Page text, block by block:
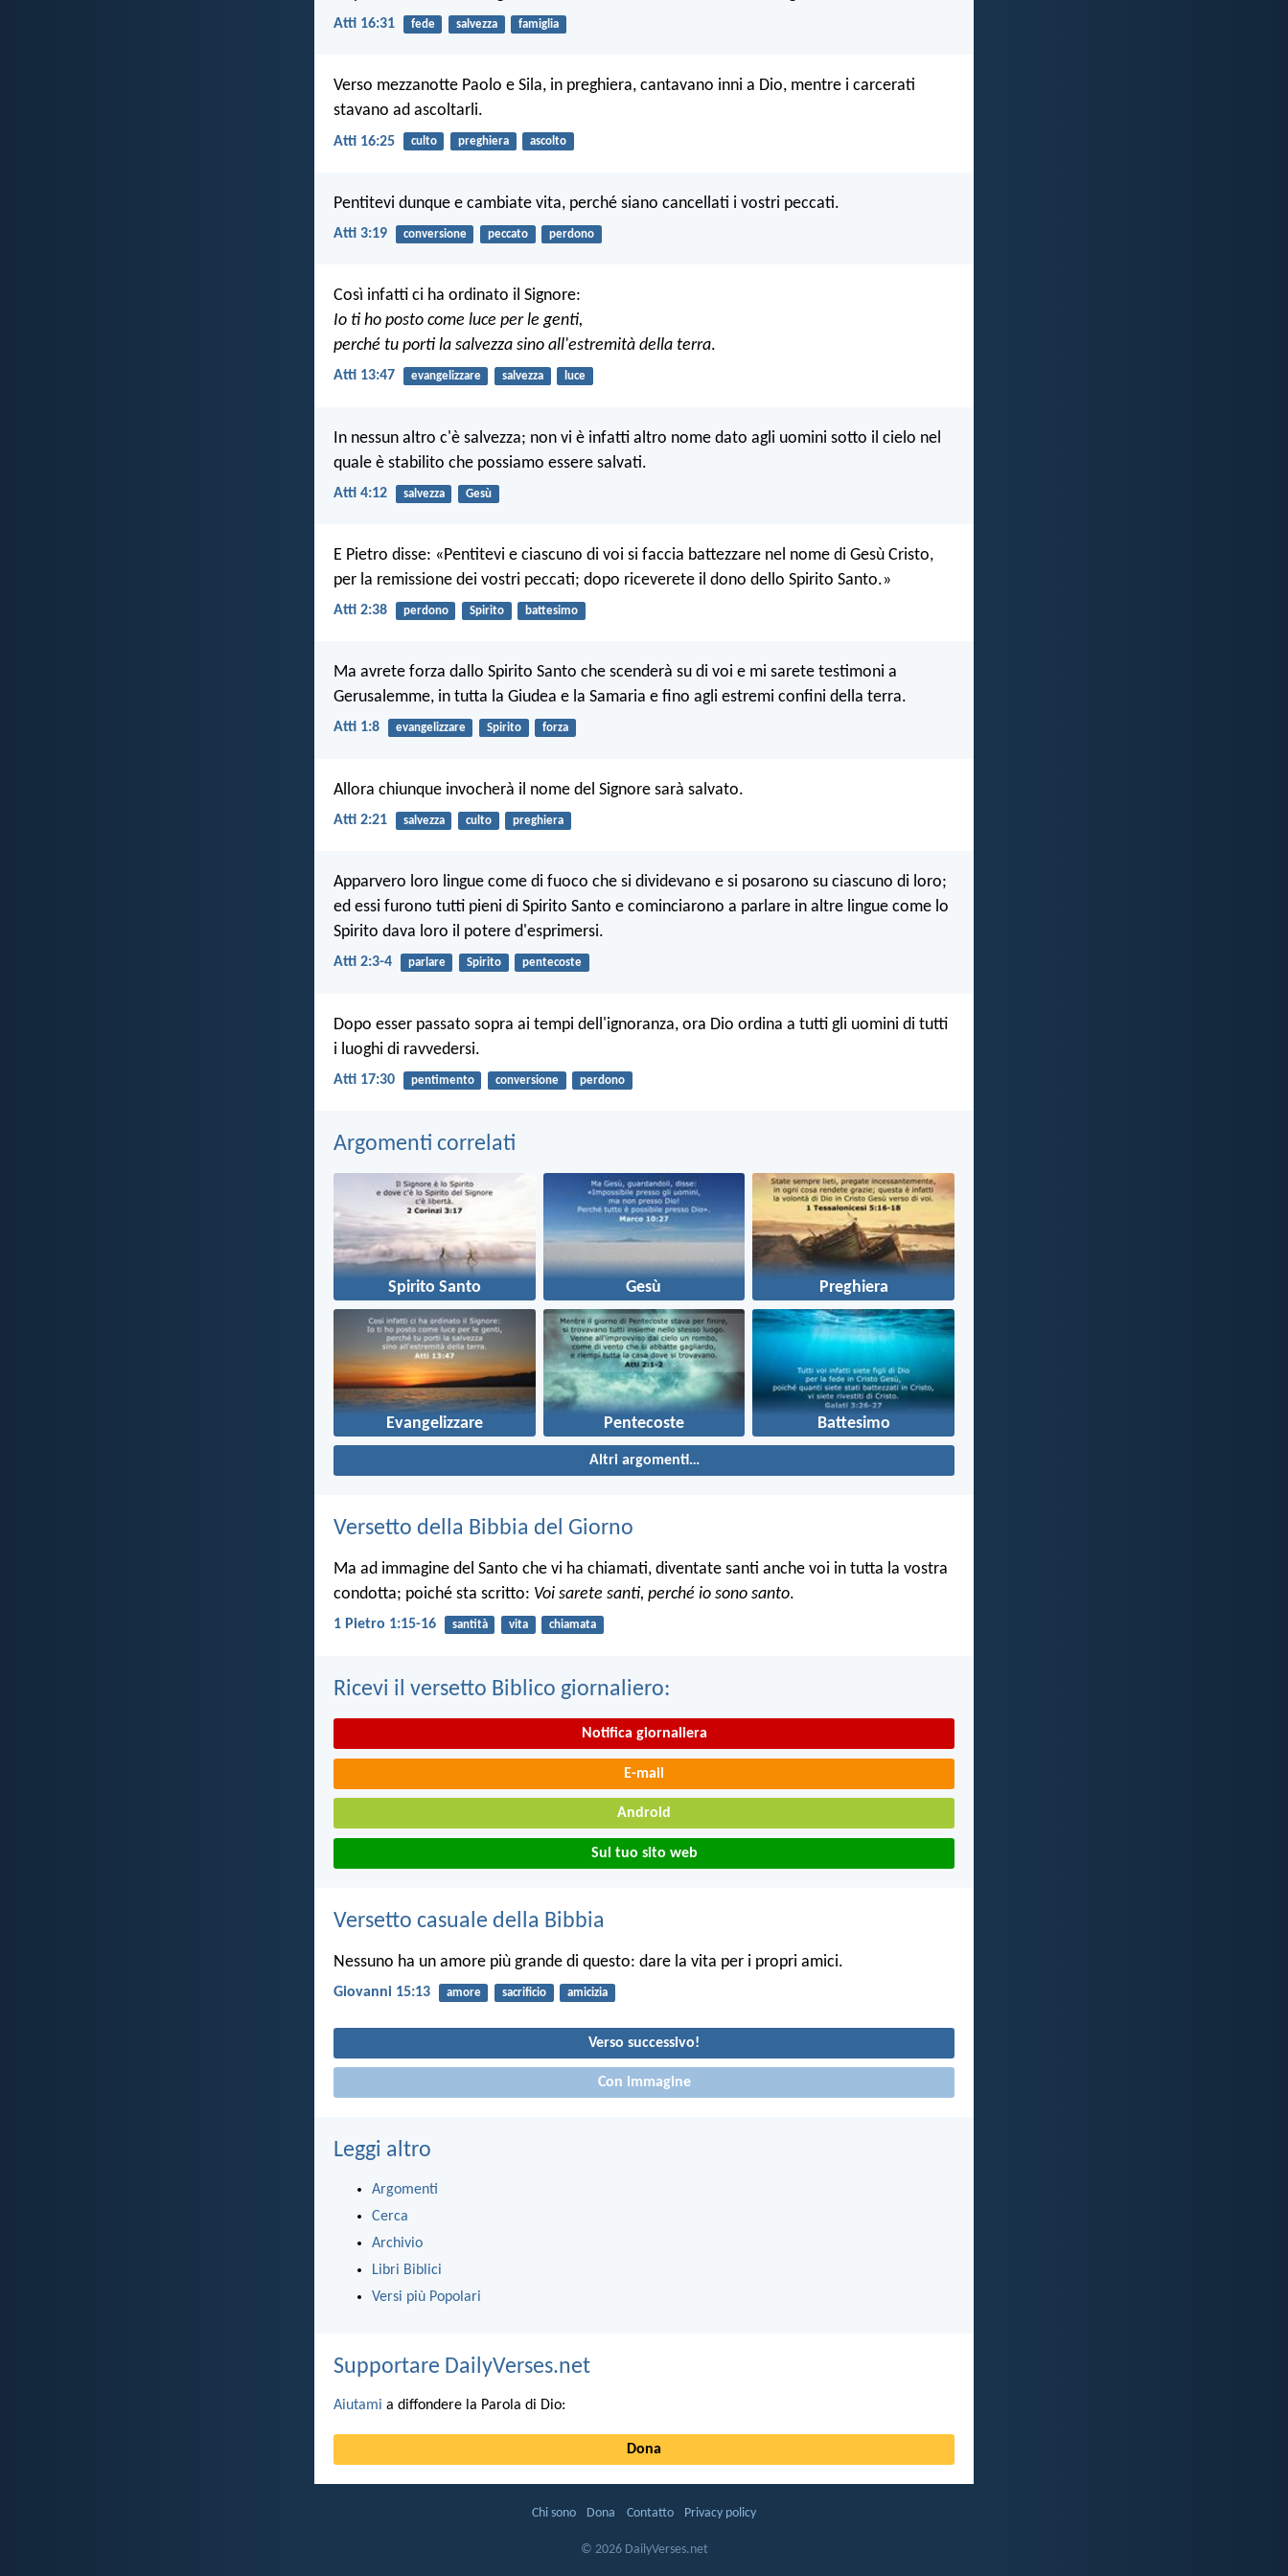
Atti 16:31 fede salvezza famiglia
Verso mezzanotte Paolo e Sila, in preghiera, cantavano inni a Dio, mentre i carcerati
stavano ad ascoltarli.
Atti 16:25 culto preghiera ascolto
Pentitevi dunque e cambiate vita, perché siano cancellati i vostri peccati.
Atti 3:19 conversione peccato perdono
Così infatti ci ha ordinato il Signore:
Io ti ho posto come luce per le genti,
perché tu porti la salvezza sino all'estremità della terra.
Atti 13:47 evangelizzare salvezza luce
In nessun altro c'è salvezza; non vi è infatti altro nome dato agli uomini sotto il cielo nel
quale è stabilito che possiamo essere salvati.
Atti 4:12 salvezza Gesù
E Pietro disse: «Pentitevi e ciascuno di voi si faccia battezzare nel nome di Gesù Cristo,
per la remissione dei vostri peccati; dopo riceverete il dono dello Spirito Santo.»
Atti 2:38 perdono Spirito battesimo
Ma avrete forza dallo Spirito Santo che scenderà su di voi e mi sarete testimoni a
Gerusalemme, in tutta la Giudea e la Samaria e fino agli estremi confini della terra.
Atti 1:8 evangelizzare Spirito forza
Allora chiunque invocherà il nome del Signore sarà salvato.
Atti 2:21 salvezza culto preghiera
Apparvero loro lingue come di fuoco che si dividevano e si posarono su ciascuno di loro;
ed essi furono tutti pieni di Spirito Santo e cominciarono a parlare in altre lingue come lo
Spirito dava loro il potere d'esprimersi.
Atti 2:3-4 parlare Spirito pentecoste
Dopo esser passato sopra ai tempi dell'ignoranza, ora Dio ordina a tutti gli uomini di tutti
i luoghi di ravvedersi.
Atti 17:30 pentimento conversione perdono
Argomenti correlati
Spirito Santo Gesù Preghiera
Evangelizzare Pentecoste Battesimo
Altri argomenti…
Versetto della Bibbia del Giorno
Ma ad immagine del Santo che vi ha chiamati, diventate santi anche voi in tutta la vostra
condotta; poiché sta scritto: Voi sarete santi, perché io sono santo.
1 Pietro 1:15-16 santità vita chiamata
Ricevi il versetto Biblico giornaliero:
Notifica giornaliera
E-mail
Android
Sul tuo sito web
Versetto casuale della Bibbia
Nessuno ha un amore più grande di questo: dare la vita per i propri amici.
Giovanni 15:13 amore sacrificio amicizia
Verso successivo!
Con immagine
Leggi altro
Argomenti
Cerca
Archivio
Libri Biblici
Versi più Popolari
Supportare DailyVerses.net
Aiutami a diffondere la Parola di Dio:
Dona
Chi sono Dona Contatto Privacy policy
© 2026 DailyVerses.net